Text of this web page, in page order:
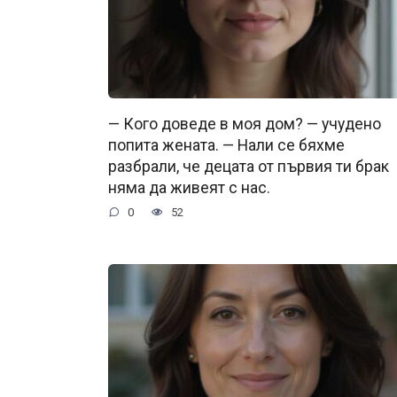
— Кого доведе в моя дом? — учудено
попита жената. — Нали се бяхме
разбрали, че децата от първия ти брак
няма да живеят с нас.
0 52